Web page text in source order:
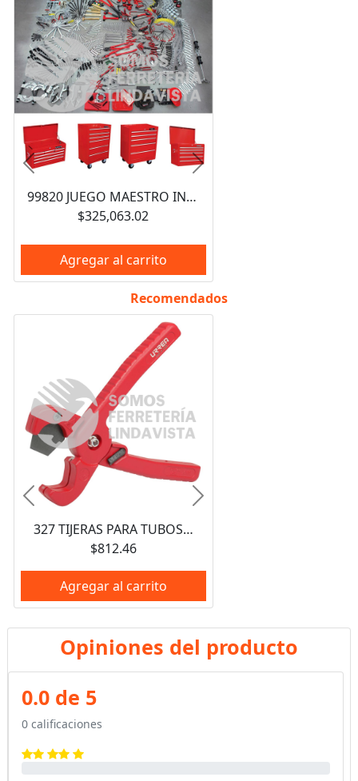
99820 JUEGO MAESTRO INDUSTRIAL COMBINADO 940 PIEZAS, CON GABINETES EX27M5, EX27M6, EX27S6 URREA
$325,063.02
Agregar al carrito
Anterior Siguiente
Recomendados
327 TIJERAS PARA TUBOS PLASTICOS DE 7/8" URREA
$812.46
Agregar al carrito
Anterior Siguiente
Opiniones del producto
0.0 de 5
0 calificaciones